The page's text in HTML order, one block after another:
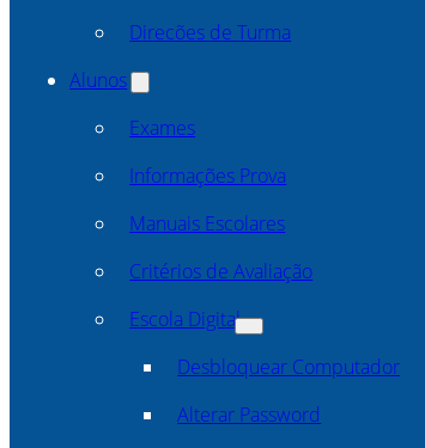
Direcões de Turma
Alunos
Exames
Informações Prova
Manuais Escolares
Critérios de Avaliação
Escola Digital
Desbloquear Computador
Alterar Password